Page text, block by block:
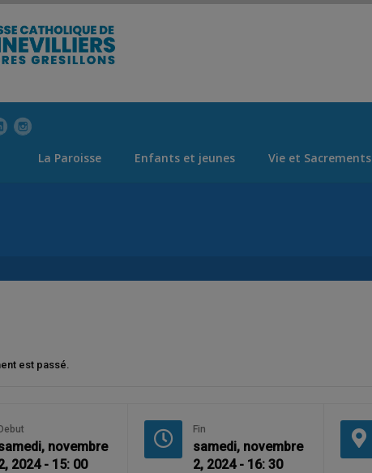
La Paroisse Enfants et jeunes Vie et Sacrements
est passé.
Debut
novembre
2024 - 15: 00
Fin
samedi, novembre
2, 2024 - 16: 30